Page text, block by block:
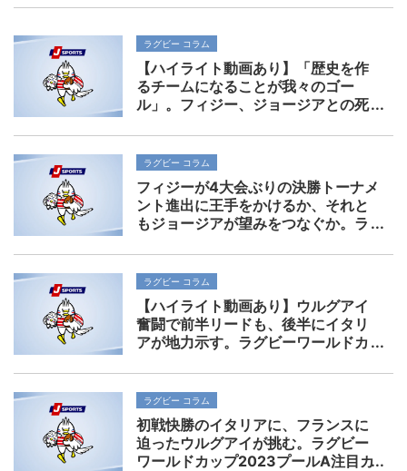
ラグビー コラム
【ハイライト動画あり】「歴史を作
るチームになることが我々のゴー
ル」。フィジー、ジョージアとの死
ールドカップ2023プールCレビュー
ラグビー コラム
フィジーが4大会ぶりの決勝トーナメ
ント進出に王手をかけるか、それと
もジョージアが望みをつなぐか。ラ
注目カード展望。
ラグビー コラム
【ハイライト動画あり】ウルグアイ
奮闘で前半リードも、後半にイタリ
アが地力示す。ラグビーワールドカ
ラグビー コラム
初戦快勝のイタリアに、フランスに
迫ったウルグアイが挑む。ラグビー
ワールドカップ2023プールA注目カ